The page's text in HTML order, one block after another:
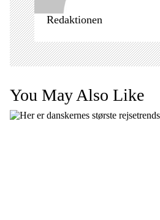
Redaktionen
You May Also Like